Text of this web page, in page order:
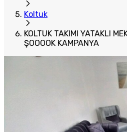
Koltuk
KOLTUK TAKIMI YATAKLI
ŞOOOOK KAMPANYA